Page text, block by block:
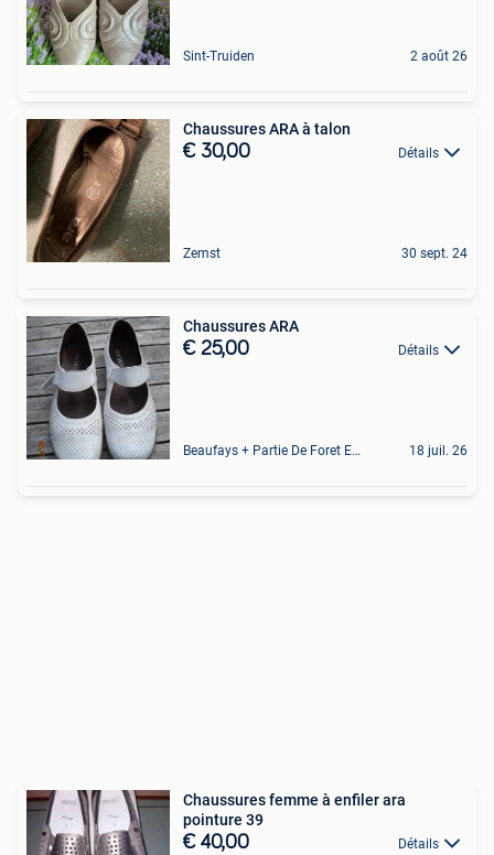
Sint-Truiden 2 août 26
Chaussures ARA à talon
€ 30,00 Détails
Zemst 30 sept. 24
Chaussures ARA
€ 25,00 Détails
Beaufays + Partie De Foret Et De Tilff 18 juil. 26
Chaussures femme à enfiler ara
pointure 39
€ 40,00 Détails